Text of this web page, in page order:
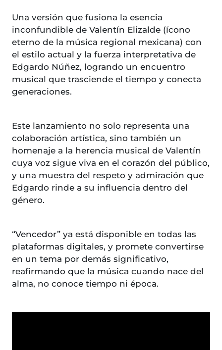
Una versión que fusiona la esencia
inconfundible de Valentín Elizalde (ícono
eterno de la música regional mexicana) con
el estilo actual y la fuerza interpretativa de
Edgardo Núñez, logrando un encuentro
musical que trasciende el tiempo y conecta
generaciones.
Este lanzamiento no solo representa una
colaboración artística, sino también un
homenaje a la herencia musical de Valentín
cuya voz sigue viva en el corazón del público,
y una muestra del respeto y admiración que
Edgardo rinde a su influencia dentro del
género.
“Vencedor” ya está disponible en todas las
plataformas digitales, y promete convertirse
en un tema por demás significativo,
reafirmando que la música cuando nace del
alma, no conoce tiempo ni época.